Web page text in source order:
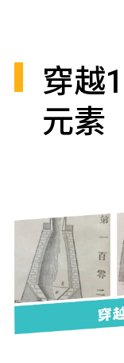
穿越
元素